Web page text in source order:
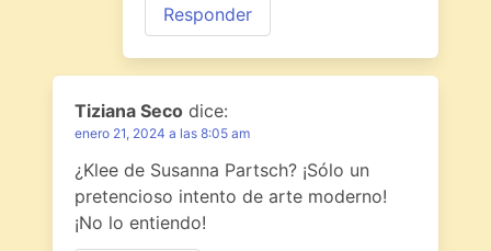
Responder
Tiziana Seco dice:
enero 21, 2024 a las 8:05 am
¿Klee de Susanna Partsch? ¡Sólo un
pretencioso intento de arte moderno!
¡No lo entiendo!